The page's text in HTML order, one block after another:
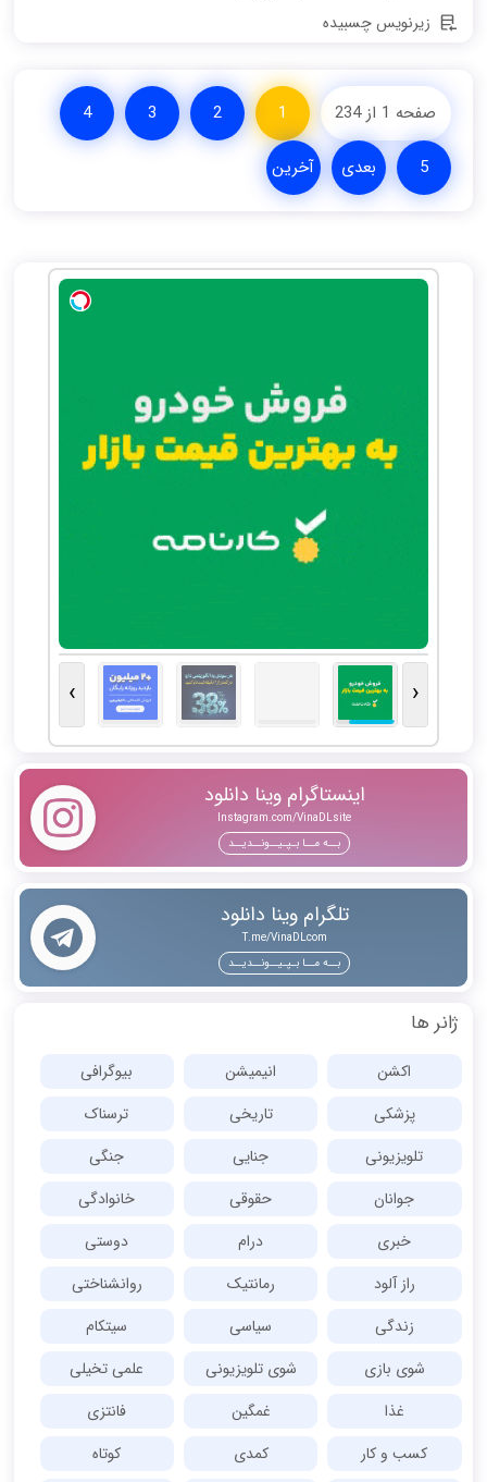
زیرنویس چسبیده
صفحه 1 از 234 1
2
3
4
5 بعدی آخرین
‹
›
اینستاگرام وینا دانلود
Instagram.com/VinaDLsite
بــه مــا بـپـیــونــدیــد
تلگرام وینا دانلود
T.me/VinaDLcom
بــه مــا بـپـیــونــدیــد
ژانر ها
اکشن انیمیشن
بیوگرافی
پزشکی
تاریخی
ترسناک
تلویزیونی
جنایی
جنگی
جوانان
حقوقی
خانوادگی
خبری
درام
دوستی
راز آلود
رمانتیک
روانشناختی
زندگی
سیاسی
سیتکام
شوی بازی
شوی تلویزیونی
علمی تخیلی
غذا
غمگین
فانتزی
کسب و کار
کمدی
کوتاه